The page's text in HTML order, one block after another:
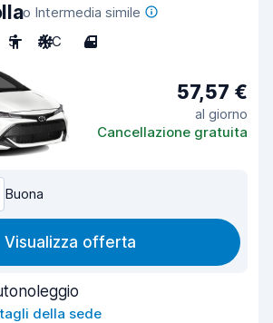
o Intermedia simile
5 A/C 4
57,57 €
al giorno
Cancellazione gratuita
Buona
Visualizza offerta
della sede